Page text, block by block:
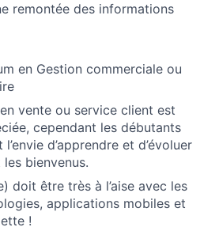
remontée des informations
en Gestion commerciale ou
vente ou service client est
cependant les débutants
d’apprendre et d’évoluer
bienvenus.
doit être très à l’aise avec les
applications mobiles et
!